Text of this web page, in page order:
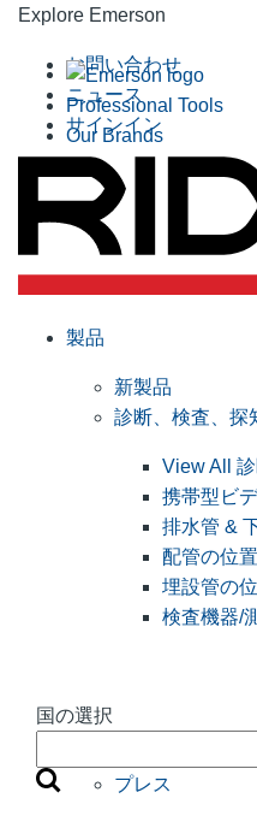
Explore Emerson
Professional Tools
Our Brands
お問い合わせ
ニュース
サインイン
国の選択
製品
新製品
診断、検査、探
View All
携帯型ビ
排水管 &
配管の位
埋設管の
検査機器/
プレス